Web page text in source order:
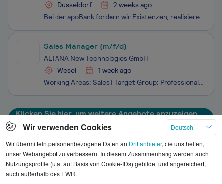
Düsseldorf
2 weeks ago
Bei der apoBank fördern wir Existenzen, realisieren zukunftsweisende Projekte und sind ein starker und zuverlässiger Partner für den deutschen Gesundheitsmarkt. Wir sind die größte Bank für alle akademischen Heilberuflerinnen und Heilberufler in Deutschland.Meistere mit uns die spannenden Herausford
Sales Manager (m/f/d)
ALTANA New Technologies GmbH
Wesel
1 week ago
Working Areas: Sales | Target Group: Professionals | Employment Type: Regular Employment | Legal Entity: ALTANA New Technologies GmbH | Location(s): Wesel, Germany | Job Number: 527 ALTANA is a group of companies with four business divisions — BYK, ECKART, ELANTAS, and ACTEGA — each of which holds
Klicken Sie hier, um weitere Angebote anzuzeigen
Alle angezeigten Gehaltsdaten beruhen auf
Wir verwenden Cookies
Deutsch
Wir übermitteln personenbezogene Daten an Drittanbieter, die uns helfen,
unser Webangebot zu verbessern. In diesem Zusammenhang werden auch
Nutzungsprofile (u.a. auf Basis von Cookie-IDs) gebildet und angereichert,
auch außerhalb des EWR.